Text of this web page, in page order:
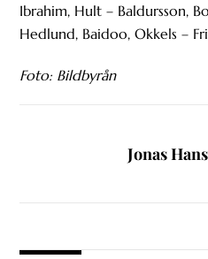
Ibrahim, Hult – Baldursson,
Hedlund, Baidoo, Okkels –
Foto: Bildbyrån
Jonas